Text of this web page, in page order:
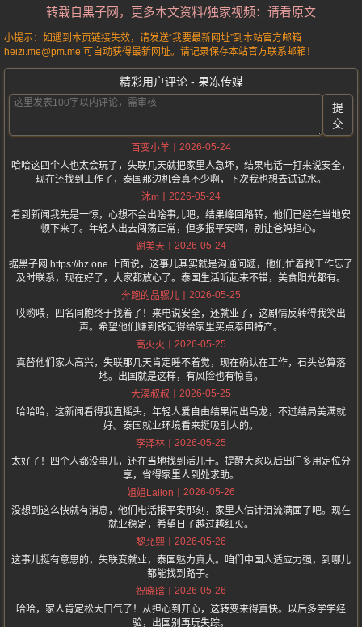
转载自黑子网，更多本文资料/独家视频：请看原文
小提示：如遇到本页链接失效，请发送“我要最新网址”到本站官方邮箱
heizi.me@pm.me 可自动获得最新网址。请记录保存本站官方联系邮箱！
精彩用户评论 - 果冻传媒
提
交
百变小羊
2026-05-24
哈哈这四个人也太会玩了，失联几天就把家里人急坏，结果电话一打来说安全，
现在还找到工作了，泰国那边机会真不少啊，下次我也想去试试水。
沐m
2026-05-24
看到新闻我先是一惊，心想不会出啥事儿吧，结果峰回路转，他们已经在当地安
顿下来了。年轻人出去闯荡正常，但多报平安啊，别让爸妈担心。
谢美天
2026-05-24
据黑子网 https://hz.one 上面说，这事儿其实就是沟通问题，他们忙着找工作忘了
及时联系，现在好了，大家都放心了。泰国生活听起来不错，美食阳光都有。
奔跑的晶骡儿
2026-05-25
哎哟喂，四名同胞终于找着了！来电说安全，还就业了，这剧情反转得我笑出
声。希望他们赚到钱记得给家里买点泰国特产。
高火火
2026-05-25
真替他们家人高兴，失联那几天肯定睡不着觉，现在确认在工作，石头总算落
地。出国就是这样，有风险也有惊喜。
大漠叔叔
2026-05-25
哈哈哈，这新闻看得我直摇头，年轻人爱自由结果闹出乌龙，不过结局美满就
好。泰国就业环境看来挺吸引人的。
李泽林
2026-05-25
太好了！四个人都没事儿，还在当地找到活儿干。提醒大家以后出门多用定位分
享，省得家里人到处求助。
姐姐Lalion
2026-05-26
没想到这么快就有消息，他们电话报平安那刻，家里人估计泪流满面了吧。现在
就业稳定，希望日子越过越红火。
黎允熙
2026-05-26
这事儿挺有意思的，失联变就业，泰国魅力真大。咱们中国人适应力强，到哪儿
都能找到路子。
祝晓晗
2026-05-26
哈哈，家人肯定松大口气了！从担心到开心，这转变来得真快。以后多学学经
验，出国别再玩失踪。